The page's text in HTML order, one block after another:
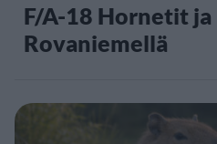
F/A-18 Hornetit
Rovaniemellä